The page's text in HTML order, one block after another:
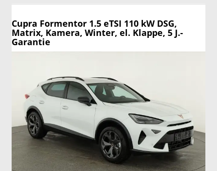
Cupra Formentor 1.5 eTSI 110 kW DSG,
Matrix, Kamera, Winter, el. Klappe, 5 J.-
Garantie